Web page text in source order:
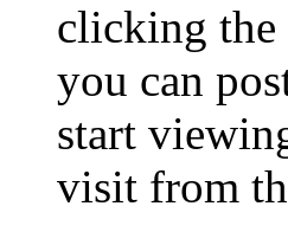
clicking
you can
start
visit from